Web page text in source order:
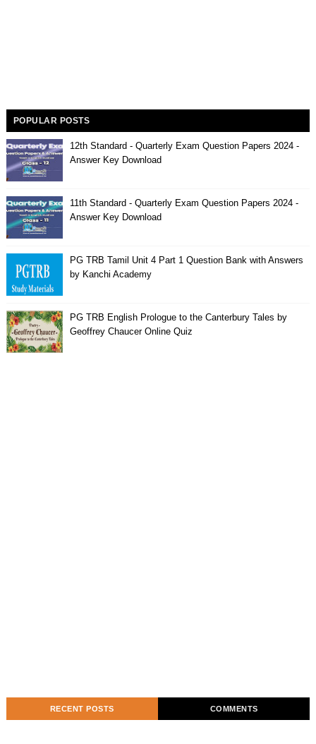
POPULAR POSTS
12th Standard - Quarterly Exam Question Papers 2024 -
Answer Key Download
11th Standard - Quarterly Exam Question Papers 2024 -
Answer Key Download
PG TRB Tamil Unit 4 Part 1 Question Bank with Answers
by Kanchi Academy
PG TRB English Prologue to the Canterbury Tales by
Geoffrey Chaucer Online Quiz
RECENT POSTS COMMENTS